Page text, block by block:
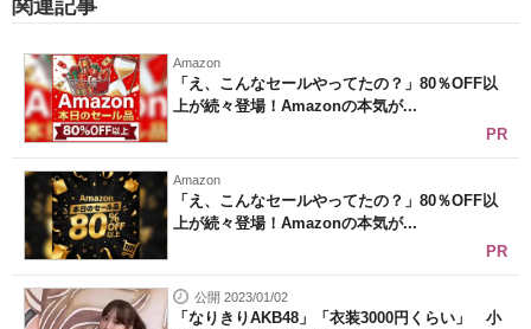
関連記事
Amazon
「え、こんなセールやってたの？」80％OFF以
上が続々登場！Amazonの本気が...
PR
Amazon
「え、こんなセールやってたの？」80％OFF以
上が続々登場！Amazonの本気が...
PR
公開 2023/01/02
「なりきりAKB48」「衣装3000円くらい」 小